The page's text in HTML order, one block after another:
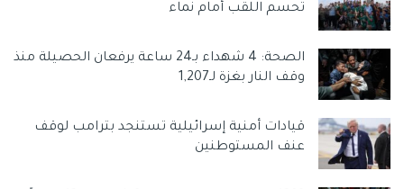
تحسم اللقب أمام نماء
الصحة: 4 شهداء بـ24 ساعة يرفعان الحصيلة منذ
وقف النار بغزة لـ1,207
قيادات أمنية إسرائيلية تستنجد بترامب لوقف
عنف المستوطنين